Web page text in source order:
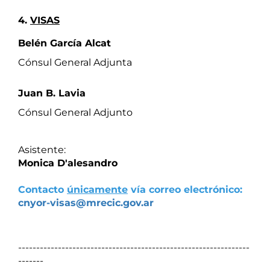
4. VISAS
Belén García Alcat
Cónsul General Adjunta
Juan B. Lavia
Cónsul General Adjunto
Asistente:
Monica D'alesandro
Contacto únicamente
cnyor-visas@mrecic.gov.ar
----------------------------------------------------------------
-------